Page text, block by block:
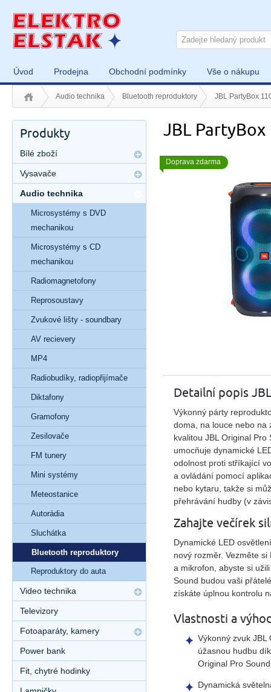
Úvod Prodejna Obchodní podmínky Vše o nákupu
Audio technika Bluetooth reproduktory JBL PartyBox
JBL PartyBox
Doprava zdarma
Detailní popis
Výkonný párty
doma, na louce nebo na
kvalitou JBL Original
umocňuje dynamické
odolnost proti stříkající
a ovládání pomocí
nebo kytaru, takže si
přehrávání hudby (v
Zahajte večírek
Dynamické LED
nový rozměr. Vezměte si
a mikrofon, abyste si
Sound budou vaši
získáte úplnou kontrolu
Vlastnosti a
Výkonný zvuk
úžasnou hudbu
Original Pro
Dynamická
Produkty
Bílé zboží
Vysavače
Audio technika
Microsystémy s DVD
mechanikou
Microsystémy s CD
mechanikou
Radiomagnetofony
Reprosoustavy
Zvukové lišty - soundbary
AV recievery
MP4
Radiobudíky, radiopřijímače
Diktafony
Gramofony
Zesilovače
FM tunery
Mini systémy
Meteostanice
Autorádia
Sluchátka
Bluetooth reproduktory
Reproduktory do auta
Video technika
Televizory
Fotoaparáty, kamery
Power bank
Fit, chytré hodinky